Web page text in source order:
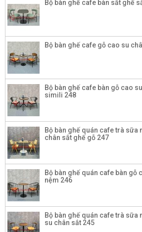
Bộ bàn ghế cafe bàn sắt ghế
Bộ bàn ghế cafe gỗ cao su
Bộ bàn ghế cafe bàn gỗ cao
simili 248
Bộ bàn ghế quán cafe trà sữa
chân sắt ghế gỗ 247
Bộ bàn ghế quán cafe bàn gỗ
nệm 246
Bộ bàn ghế quán cafe trà sữa
su chân sắt 245